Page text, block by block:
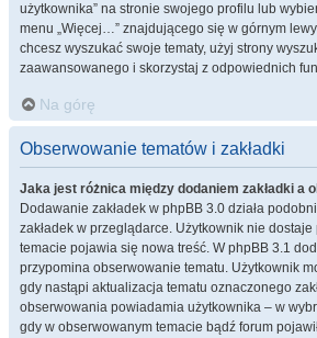
użytkownika” na stronie swojego profilu lub
menu „Więcej…” znajdującego się w górnym
chcesz wyszukać swoje tematy, użyj strony
zaawansowanego i skorzystaj z odpowiednich
Na górę
Obserwowanie tematów i zakładki
Jaka jest różnica między dodaniem zakładki a
Dodawanie zakładek w phpBB 3.0 działa
zakładek w przeglądarce. Użytkownik nie
temacie pojawia się nowa treść. W phpBB 3.1
przypomina obserwowanie tematu. Użytkownik
gdy nastąpi aktualizacja tematu oznaczonego
obserwowania powiadamia użytkownika – w
gdy w obserwowanym temacie bądź forum